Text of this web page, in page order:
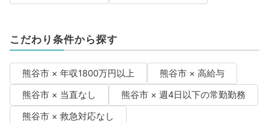
こだわり条件から探す
熊谷市 × 年収1800万円以上
熊谷市 × 高給与
熊谷市 × 当直なし
熊谷市 × 週4日以下の常勤勤務
熊谷市 × 救急対応なし